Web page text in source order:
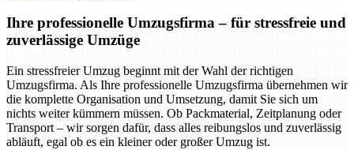
Ihre professionelle Umzugsfirma – für stressfreie und
zuverlässige Umzüge
Ein stressfreier Umzug beginnt mit der Wahl der richtigen
Umzugsfirma. Als Ihre professionelle Umzugsfirma übernehmen wir
die komplette Organisation und Umsetzung, damit Sie sich um
nichts weiter kümmern müssen. Ob Packmaterial, Zeitplanung oder
Transport – wir sorgen dafür, dass alles reibungslos und zuverlässig
abläuft, egal ob es ein kleiner oder großer Umzug ist.